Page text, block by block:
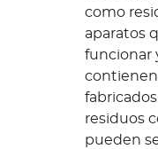
como
aparatos
funcionar
contienen
residuos
pueden